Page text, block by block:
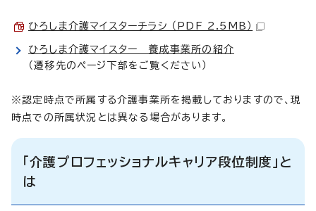
ひろしま介護マイスターチラシ （PDF 2.5MB）
ひろしま介護マイスター 養成事業所の紹介
（遷移先のページ下部をご覧ください）
※認定時点で所属する介護事業所を掲載しておりますので、現
時点での所属状況とは異なる場合があります。
「介護プロフェッショナルキャリア段位制度」と
は